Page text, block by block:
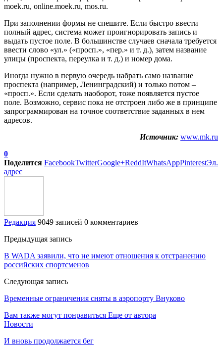
moek.ru, online.moek.ru, mos.ru.
При заполнении формы не спешите. Если быстро ввести
полный адрес, система может проигнорировать запись и
выдать пустое поле. В большинстве случаев сначала требуется
ввести слово «ул.» («просп.», «пер.» и т. д.), затем название
улицы (проспекта, переулка и т. д.) и номер дома.
Иногда нужно в первую очередь набрать само название
проспекта (например, Ленинградский) и только потом –
«просп.». Если сделать наоборот, тоже появляется пустое
поле. Возможно, сервис пока не отстроен либо же в принципе
запрограммирован на точное соответствие заданных в нем
адресов.
Источник: www.mk.ru
0
Поделится FacebookTwitterGoogle+ReddItWhatsAppPinterestЭл.
адрес
Редакция 9049 записей 0 комментариев
Предыдущая запись
В WADA заявили, что не имеют отношения к отстранению
российских спортсменов
Следующая запись
Временные ограничения сняты в аэропорту Внуково
Вам также могут понравиться Еще от автора
Новости
И вновь продолжается бег